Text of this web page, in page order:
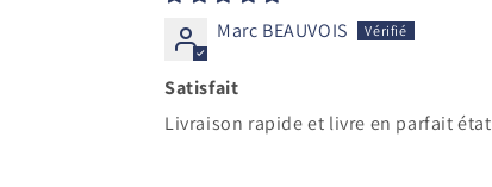
Marc BEAUVOIS
Satisfait
Livraison rapide et livre en parfait état